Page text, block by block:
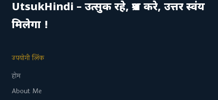
UtsukHindi – उत्सुक रहे, प्रश्न करे, उत्तर स्वंय
मिलेगा !
उपयोगी लिंक
होम
About Me